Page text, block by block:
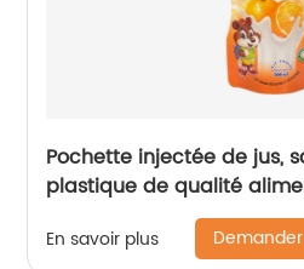
Pochette injectée de jus,
plastique de qualité
d'injection de boisson
En savoir plus